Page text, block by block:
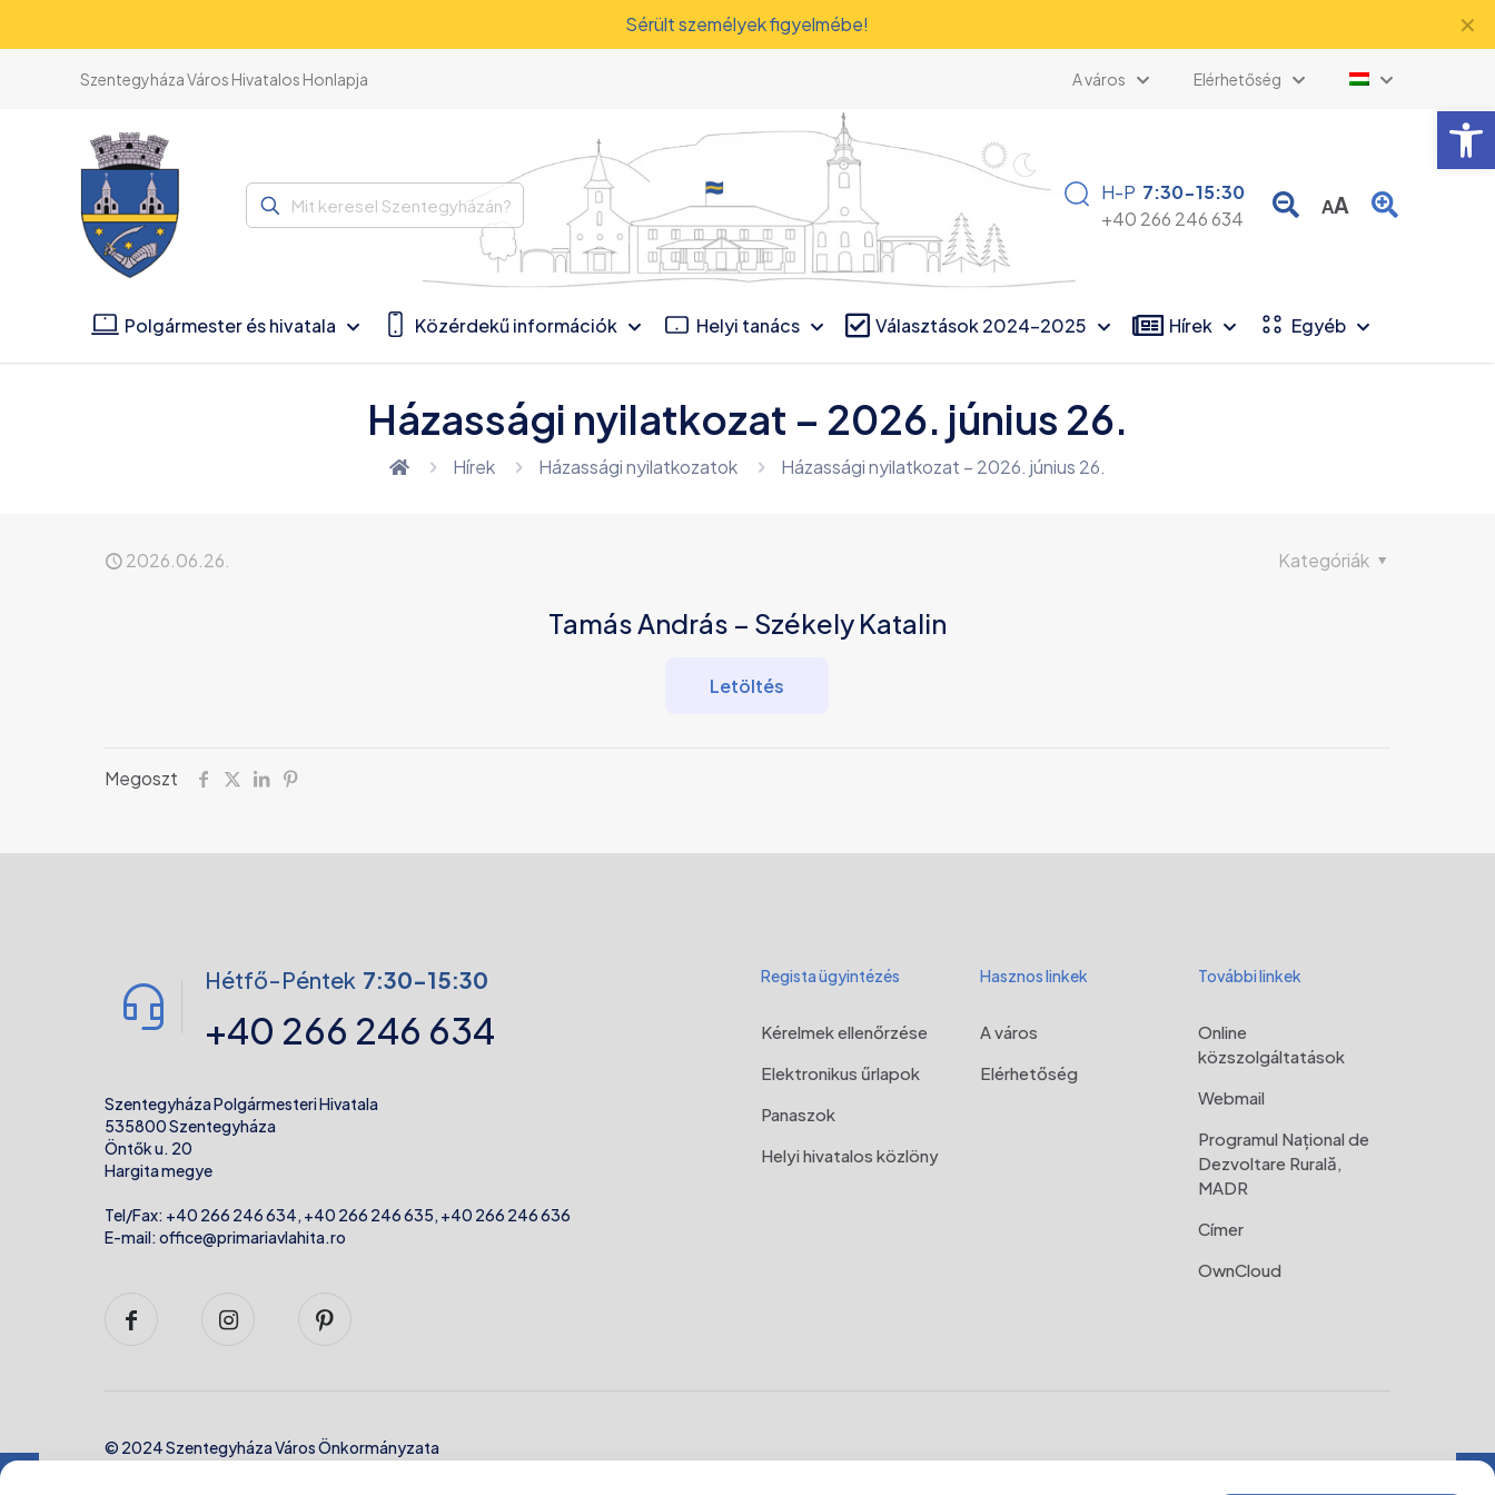
Sérült személyek figyelmébe! ✕
Szentegyháza Város Hivatalos Honlapja A város Elérhetőség
Mit
keresel
H-P 7:30-15:30
+40 266 246 634
AA
Polgármester és hivatala Közérdekű információk Helyi tanács Választások 2024-2025 Hírek Egyéb
Házassági nyilatkozat – 2026. június 26.
Hírek Házassági nyilatkozatok Házassági nyilatkozat – 2026. június 26.
2026.06.26. Kategóriák
Tamás András – Székely Katalin
Letöltés
Megoszt
Hétfő-Péntek 7:30-15:30
+40 266 246 634
Szentegyháza Polgármesteri Hivatala
535800 Szentegyháza
Öntők u. 20
Hargita megye
Tel/Fax: +40 266 246 634, +40 266 246 635, +40 266 246 636
E-mail: office@primariavlahita.ro
Regista ügyintézés
Kérelmek ellenőrzése
Elektronikus űrlapok
Panaszok
Helyi hivatalos közlöny
Hasznos linkek
A város
Elérhetőség
További linkek
Online
közszolgáltatások
Webmail
Programul Național de
Dezvoltare Rurală,
MADR
Címer
OwnCloud
© 2024 Szentegyháza Város Önkormányzata